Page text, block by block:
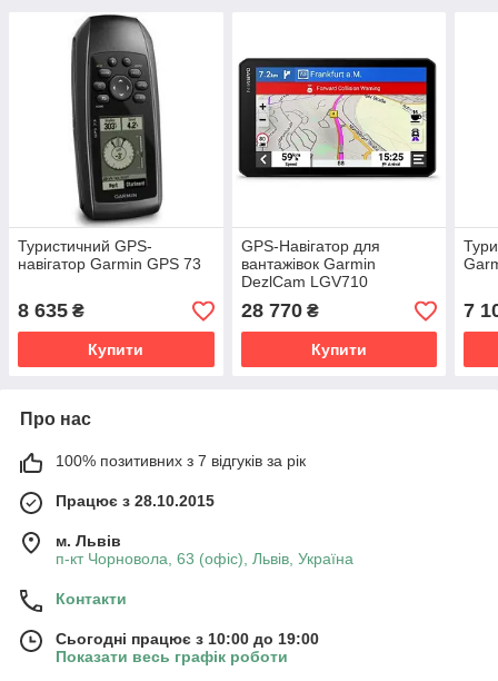
Туристичний GPS-
навігатор Garmin GPS 73
8 635 ₴
Купити
GPS-Навігатор для
вантажівок Garmin
DezlCam LGV710
28 770₴
Купити
7
Про нас
100% позитивних з 7 відгуків за рік
Працює з 28.10.2015
м. Львів
п-кт Чорновола, 63 (офіс), Львів, Україна
Контакти
Сьогодні працює з 10:00 до 19:00
Показати весь графік роботи